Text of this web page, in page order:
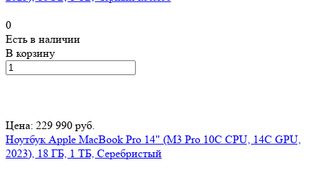
0
Есть в наличии
В корзину
Цена: 229 990 руб.
Ноутбук Apple MacBook Pro 14" (M3 Pro 10C CPU, 14C GPU,
2023), 18 ГБ, 1 ТБ, Серебристый